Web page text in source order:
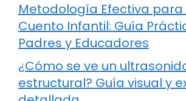
Metodología Efectiva para
Cuento Infantil: Guía
Padres y Educadores
¿Cómo se ve un
estructural? Guía visual y